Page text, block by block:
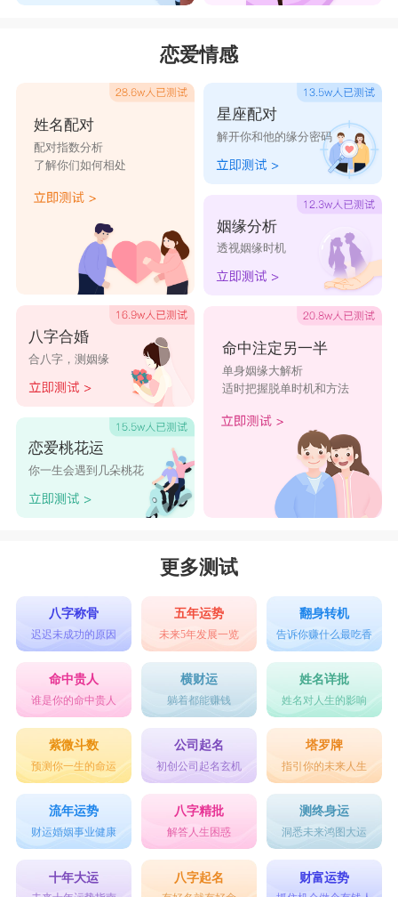
恋爱情感
姓名配对
配对指数分析
了解你们如何相处
八字合婚
合八字，测姻缘
恋爱桃花运
你一生会遇到几朵桃花
星座配对
解开你和他的缘分密码
姻缘分析
透视姻缘时机
命中注定另一半
单身姻缘大解析
适时把握脱单时机和方法
更多测试
八字称骨
迟迟未成功的原因
五年运势
未来5年发展一览
翻身转机
告诉你赚什么最吃香
命中贵人
谁是你的命中贵人
横财运
躺着都能赚钱
姓名详批
姓名对人生的影响
紫微斗数
预测你一生的命运
公司起名
初创公司起名玄机
塔罗牌
指引你的未来人生
流年运势
财运婚姻事业健康
八字精批
解答人生困惑
测终身运
洞悉未来鸿图大运
十年大运 八字起名 财富运势